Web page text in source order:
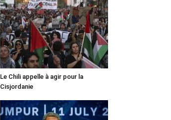
Le Chili appelle à agir pour la
Cisjordanie